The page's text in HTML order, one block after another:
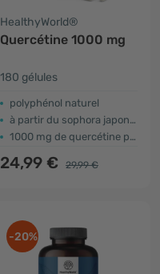
HealthyWorld®
Quercétine 1000 mg
180 gélules
polyphénol naturel
à partir du sophora japonais
1000 mg de quercétine pour 2 gélules
24,99 € 29,99 €
-20%